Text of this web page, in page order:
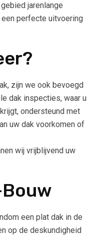
jarenlange
een perfecte uitvoering
zijn we ook bevoegd
dak inspecties, waar u
ondersteund met
uw dak voorkomen of
wij vrijblijvend uw
Bouw
een plat dak in de
op de deskundigheid